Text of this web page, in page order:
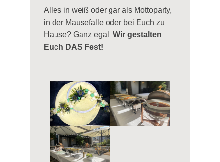
Alles in weiß oder gar als Mottoparty,
in der Mausefalle oder bei Euch zu
Hause? Ganz egal! Wir gestalten
Euch DAS Fest!